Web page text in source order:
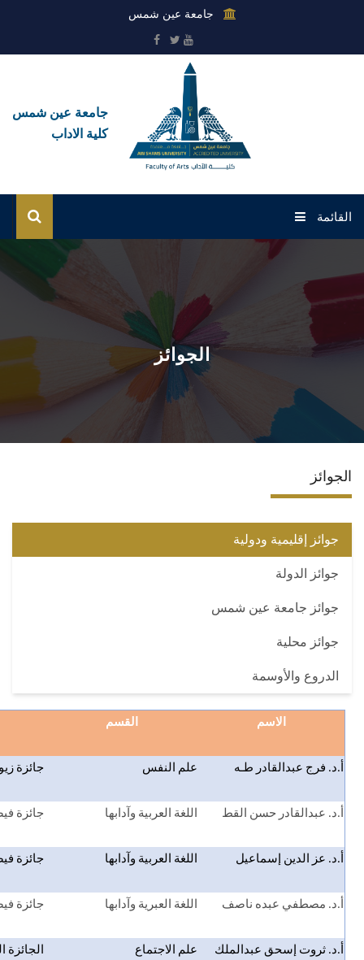
جامعة عين شمس
جامعة عين شمس
كلية الاداب
القائمة
عن الكلية
القطاعات
الأقسام
البرامج الدراسية
الجوائز
الجوائز
جوائز إقليمية ودولية
جوائز الدولة
جوائز جامعة عين شمس
جوائز محلية
الدروع والأوسمة
الاسم القسم
أ.د. فرج عبدالقادر طـه علم النفس جائزة
أ.د. عبدالقادر حسن القط اللغة العربية وآدابها جائزة
أ.د. عز الدين إسماعيل اللغة العربية وآدابها جائزة
أ.د. مصطفي عبده ناصف اللغة العبرية وآدابها جائزة
أ.د. ثروت إسحق عبدالملك علم الاجتماع الجائزة